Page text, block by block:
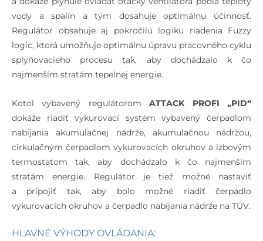
vody a spalín a tým dosahuje optimálnu účinnosť.
Regulátor obsahuje aj pokročilú logiku riadenia Fuzzy
logic, ktorá umožňuje optimálnu úpravu pracovného cyklu
splyňovacieho procesu tak, aby dochádzalo k čo
najmenším stratám tepelnej energie.
Kotol vybavený regulátoromATTACK PROFI „PID“
dokáže riadiť vykurovací systém vybavený čerpadlom
nabíjania akumulačnej nádrže, akumulačnou nádržou,
cirkulačným čerpadlom vykurovacích okruhov a izbovým
termostatom tak, aby dochádzalo k čo najmenším
stratám energie. Regulátor je tiež možné nastaviť
a pripojiť tak, aby bolo možné riadiť čerpadlo
vykurovacích okruhov a čerpadlo nabíjania nádrže na TÚV.
HLAVNÉ VÝHODY OVLÁDANIA: